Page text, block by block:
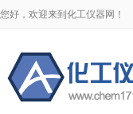
您好，欢迎来到化工仪器网！